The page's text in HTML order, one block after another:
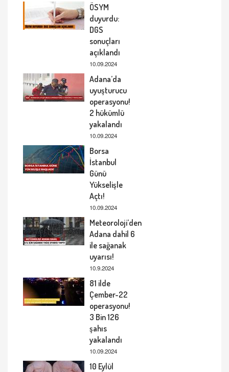
ÖSYM
duyurdu:
DGS
sonuçları
açıklandı
10.09.2024
Adana’da
uyuşturucu
operasyonu!
2 hükümlü
yakalandı
10.09.2024
Borsa
İstanbul
Günü
Yükselişle
Açtı!
10.09.2024
Meteoroloji’den
Adana dahil 6
ile sağanak
uyarısı!
10.9.2024
81 ilde
Çember-22
operasyonu!
3 Bin 126
şahıs
yakalandı
10.09.2024
10 Eylül